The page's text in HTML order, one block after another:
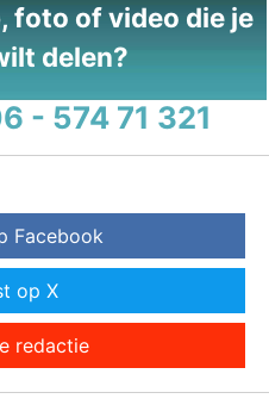
foto of video die je
delen?
- 574 71 321
Facebook
op X
redactie